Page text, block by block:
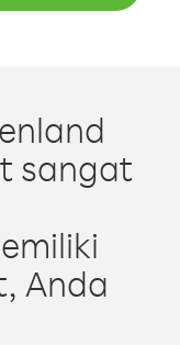
sangat
Anda